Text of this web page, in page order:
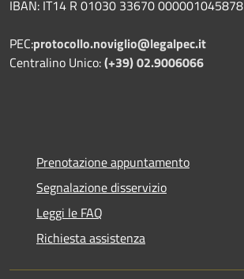
IBAN: IT14 R 01030 33670 000001045878
PEC:protocollo.noviglio@legalpec.it
Centralino Unico:(+39) 02.9006066
Prenotazione appuntamento
Segnalazione disservizio
Leggi le FAQ
Richiesta assistenza